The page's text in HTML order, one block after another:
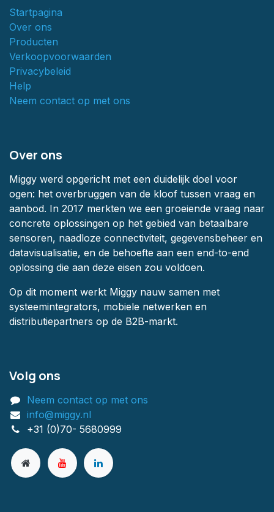
Startpagina
Over ons
Producten
Verkoopvoorwaarden
Privacybeleid
Help
Neem contact op met ons
Over ons
Miggy werd opgericht met een duidelijk doel voor
ogen: het overbruggen van de kloof tussen vraag en
aanbod. In 2017 merkten we een groeiende vraag naar
concrete oplossingen op het gebied van betaalbare
sensoren, naadloze connectiviteit, gegevensbeheer en
datavisualisatie, en de behoefte aan een end-to-end
oplossing die aan deze eisen zou voldoen.
Op dit moment werkt Miggy nauw samen met
systeemintegrators, mobiele netwerken en
distributiepartners op de B2B-markt.
Volg ons
Neem contact op met ons
info@miggy.nl
+31 (0)70- 5680999